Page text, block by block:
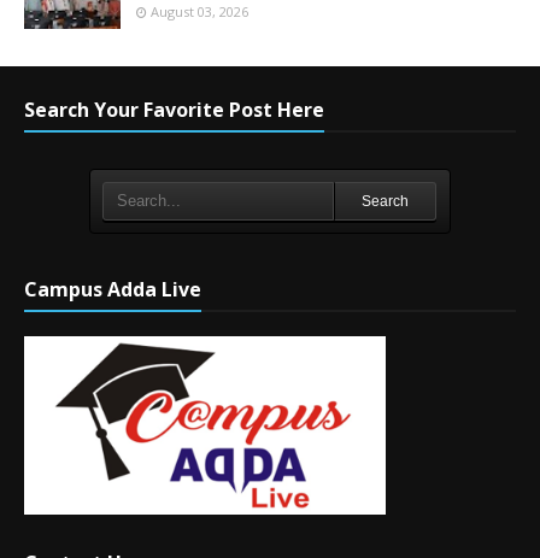
August 03, 2026
Search Your Favorite Post Here
Search
Campus Adda Live